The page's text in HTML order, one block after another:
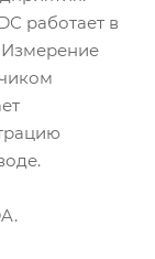
работает в